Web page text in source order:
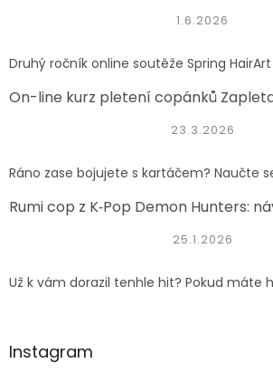
1.6.2026
Druhý ročník online soutěže Spring HairArt
On-line kurz pletení copánků
23.3.2026
Ráno zase bojujete s kartáčem? Naučte
Rumi cop z K‑Pop Demon Hunters:
25.1.2026
Už k vám dorazil tenhle hit? Pokud máte
Instagram